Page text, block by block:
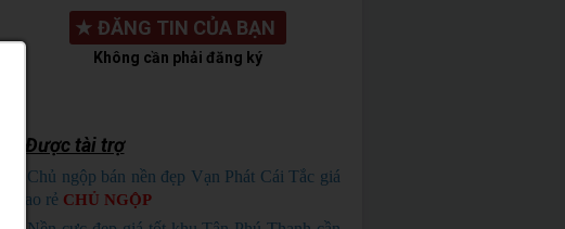
★ ĐĂNG TIN CỦA BẠN
Không cần phải đăng ký
Được tài trợ
Chủ ngộp bán nền đẹp Vạn Phát Cái Tắc giá
bao rẻ CHỦ NGỘP